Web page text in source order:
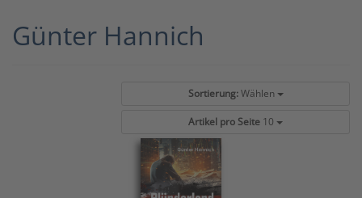
Günter Hannich
Sortierung: Wählen
Artikel pro Seite 10